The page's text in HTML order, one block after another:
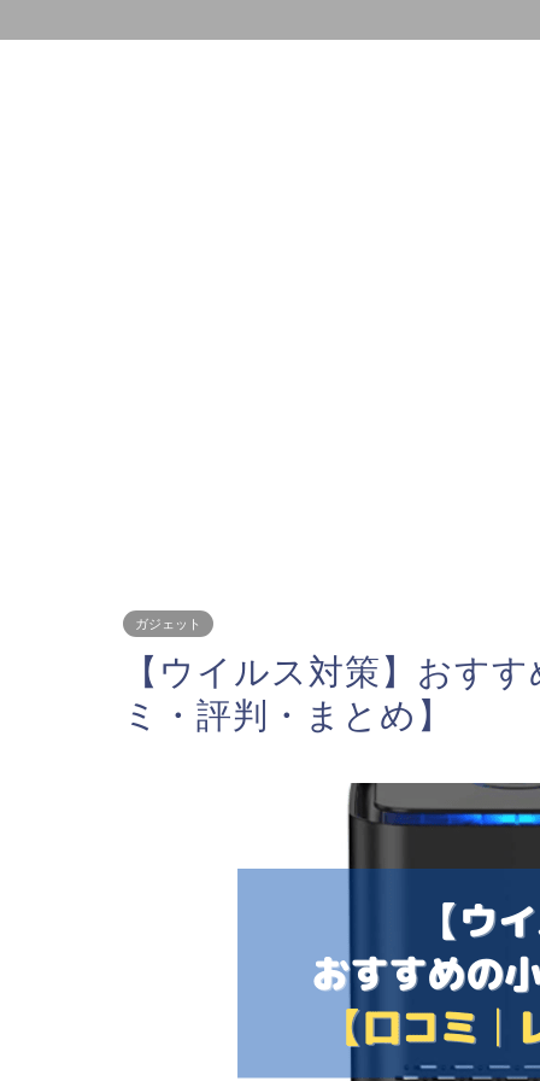
ガジェット
【ウイルス対策】おす
ミ・評判・まとめ】